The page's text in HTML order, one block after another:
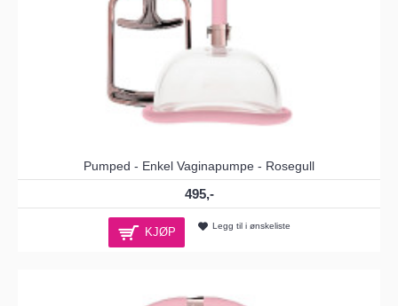
Pumped - Enkel Vaginapumpe - Rosegull
495,-
KJØP Legg til i ønskeliste